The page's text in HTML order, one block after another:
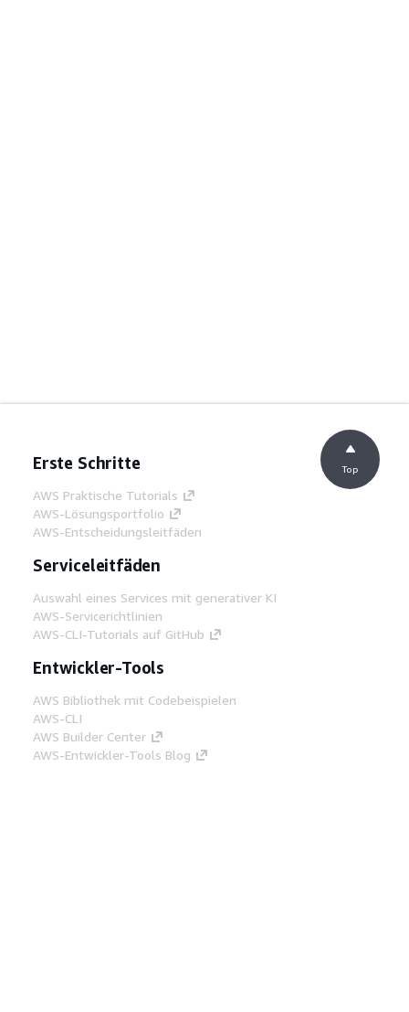
Erste Schritte
AWS Praktische Tutorials
AWS-Lösungsportfolio
AWS-Entscheidungsleitfäden
Serviceleitfäden
Auswahl eines Services mit generativer KI
AWS-Servicerichtlinien
AWS-CLI-Tutorials auf GitHub
Entwickler-Tools
AWS Bibliothek mit Codebeispielen
AWS-CLI
AWS Builder Center
AWS-Entwickler-Tools Blog
Top